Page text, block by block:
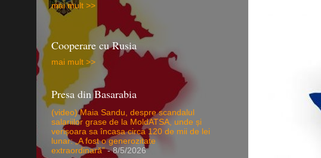
mai mult >>
Cooperare cu Rusia
mai mult >>
Presa din Basarabia
(video) Maia Sandu, despre scandalul
salariilor grase de la MoldATSA, unde și
verișoara sa încasa circa 120 de mii de lei
lunar: „A fost o generozitate
extraordinară”- 8/5/2026